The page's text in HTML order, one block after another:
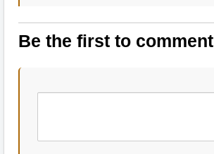
Be the first to comment